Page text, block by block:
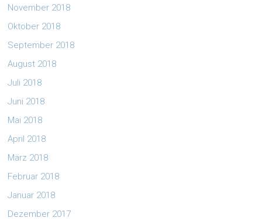
November 2018
Oktober 2018
September 2018
August 2018
Juli 2018
Juni 2018
Mai 2018
April 2018
März 2018
Februar 2018
Januar 2018
Dezember 2017